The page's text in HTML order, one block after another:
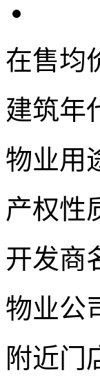
在售均
建筑年
物业用
产权性
开发商
物业公
附近门